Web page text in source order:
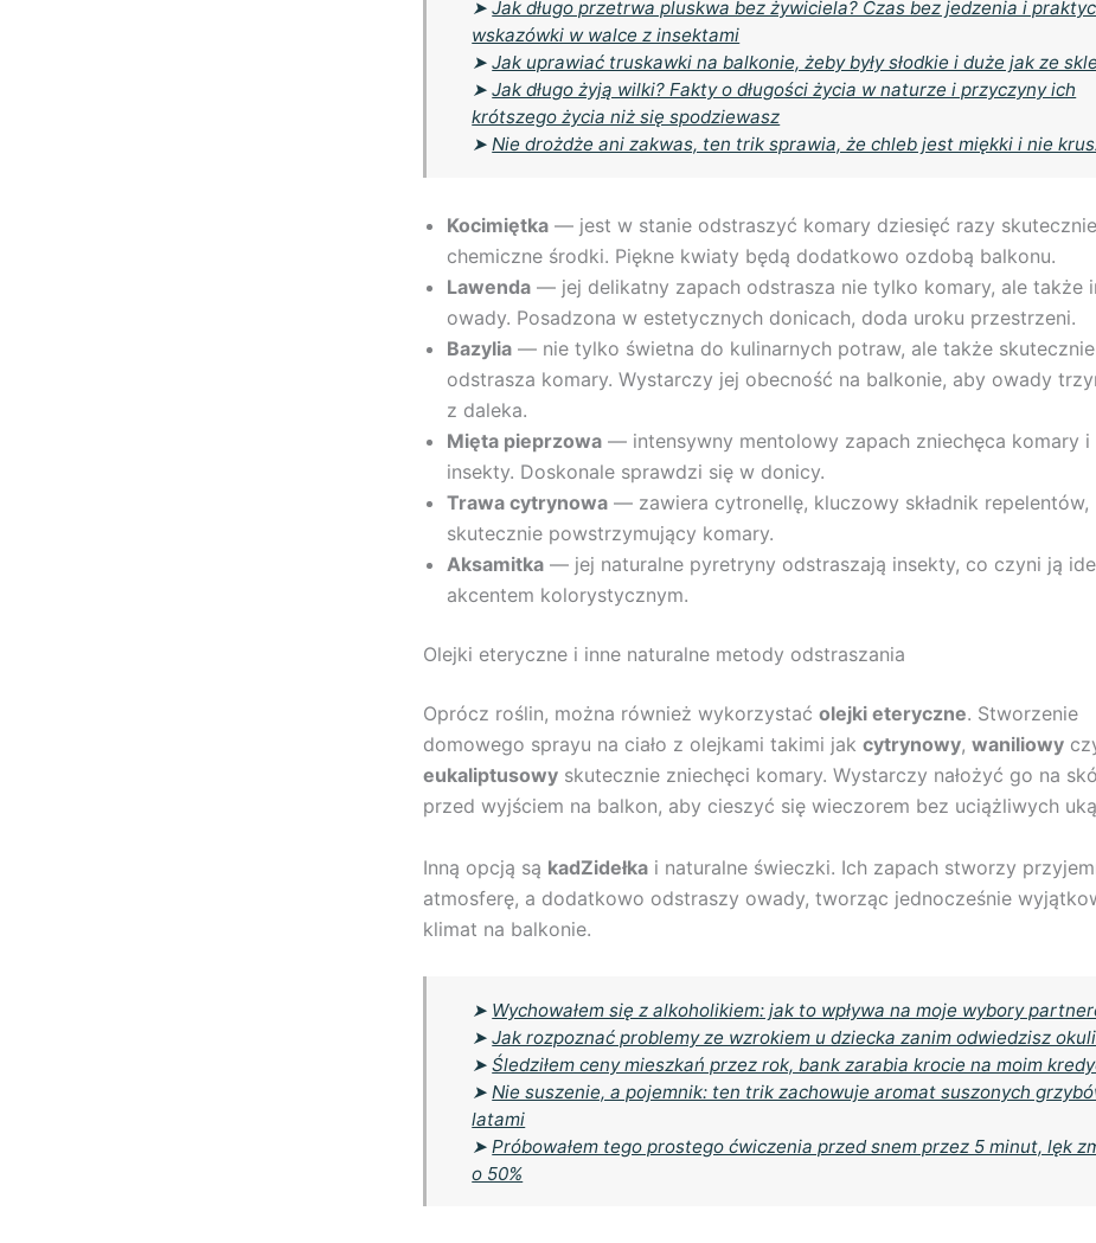
➤Jak długo przetrwa pluskwa bez żywiciela? Czas bez jedzenia i
wskazówki w walce z insektami
➤Jak uprawiać truskawki na balkonie, żeby były słodkie i duże jak ze
➤Jak długo żyją wilki? Fakty o długości życia w naturze i przyczyny ich
krótszego życia niż się spodziewasz
➤Nie drożdże ani zakwas, ten trik sprawia, że chleb jest miękki i nie
Kocimiętka — jest w stanie odstraszyć komary dziesięć razy
chemiczne środki. Piękne kwiaty będą dodatkowo ozdobą balkonu.
Lawenda — jej delikatny zapach odstrasza nie tylko komary, ale także
owady. Posadzona w estetycznych donicach, doda uroku przestrzeni.
Bazylia — nie tylko świetna do kulinarnych potraw, ale także skutecznie
odstrasza komary. Wystarczy jej obecność na balkonie, aby owady
z daleka.
Mięta pieprzowa — intensywny mentolowy zapach zniechęca komary i
insekty. Doskonale sprawdzi się w donicy.
Trawa cytrynowa — zawiera cytronellę, kluczowy składnik repelentów,
skutecznie powstrzymujący komary.
Aksamitka — jej naturalne pyretryny odstraszają insekty, co czyni ją
akcentem kolorystycznym.
Olejki eteryczne i inne naturalne metody odstraszania
Oprócz roślin, można również wykorzystać olejki eteryczne. Stworzenie
domowego sprayu na ciało z olejkami takimi jak cytrynowy, waniliowy
eukaliptusowy skutecznie zniechęci komary. Wystarczy nałożyć go na
przed wyjściem na balkon, aby cieszyć się wieczorem bez uciążliwych
Inną opcją są kadZidełka i naturalne świeczki. Ich zapach stworzy
atmosferę, a dodatkowo odstraszy owady, tworząc jednocześnie
klimat na balkonie.
➤ Wychowałem się z alkoholikiem: jak to wpływa na moje wybory
➤Jak rozpoznać problemy ze wzrokiem u dziecka zanim odwiedzisz
➤Śledziłem ceny mieszkań przez rok, bank zarabia krocie na moim
➤Nie suszenie, a pojemnik: ten trik zachowuje aromat suszonych
latami
➤Próbowałem tego prostego ćwiczenia przed snem przez 5 minut, lęk
o 50%